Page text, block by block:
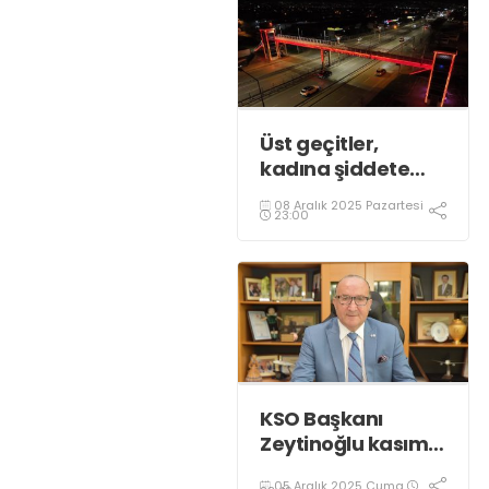
Üst geçitler,
kadına şiddete
karşı “turuncu”
renkle aydınlatıldı;
08 Aralık 2025 Pazartesi
23:00
KSO Başkanı
Zeytinoğlu kasım
05 Aralık 2025 Cuma